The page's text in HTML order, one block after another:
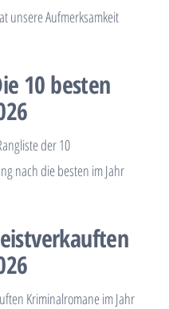
unsere Aufmerksamkeit
10 besten
der 10
nach die besten im Jahr
Kriminalromane im Jahr